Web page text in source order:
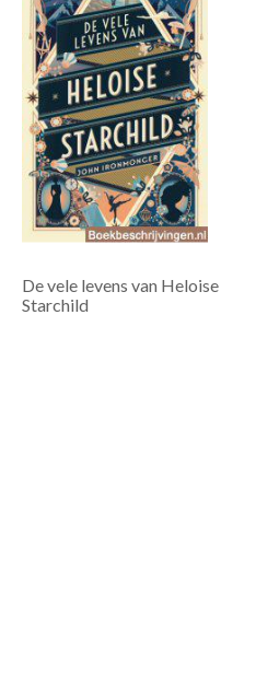
De vele levens van Heloise
Starchild